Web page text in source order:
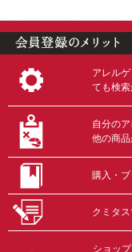
アレル
ても検
自分の
他の商
購入・
クミタ
ショッ